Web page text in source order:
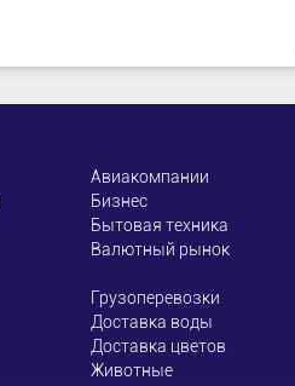
Авиакомпании
Бизнес
Бытовая техника
Валютный рынок
Грузоперевозки
Доставка воды
Доставка цветов
Животные